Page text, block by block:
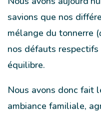
savions que nos
mélange du tonnerre (
nos défauts
équilibre.
Nous avons donc fait
ambiance familiale,